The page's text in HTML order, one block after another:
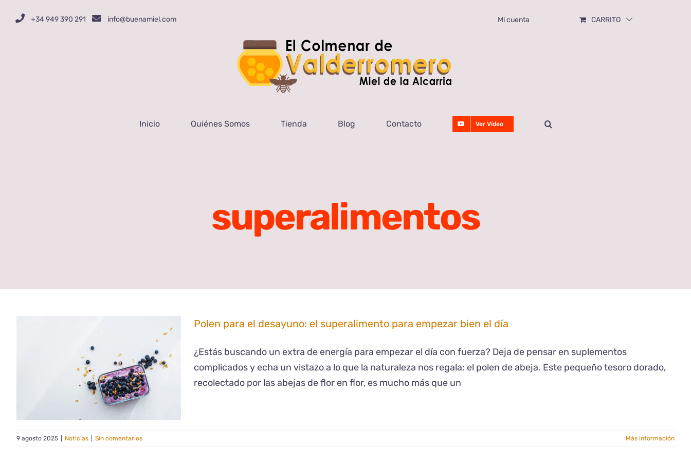
+34 949 390 291 info@buenamiel.com Mi cuenta CARRITO
Inicio Quiénes Somos Tienda Blog Contacto Ver Vídeo
superalimentos
Polen para el desayuno: el superalimento para empezar bien el día
¿Estás buscando un extra de energía para empezar el día con fuerza? Deja de pensar en suplementos
complicados y echa un vistazo a lo que la naturaleza nos regala: el polen de abeja. Este pequeño tesoro dorado,
recolectado por las abejas de flor en flor, es mucho más que un
9 agosto 2025 Noticias Sin comentarios Más información